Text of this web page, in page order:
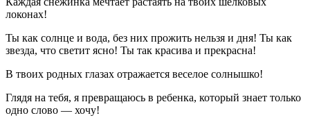
локонах!
Ты как солнце и вода, без них прожить нельзя и дня! Ты как
звезда, что светит ясно! Ты так красива и прекрасна!
В твоих родных глазах отражается веселое солнышко!
Глядя на тебя, я превращаюсь в ребенка, который знает только
одно слово — хочу!